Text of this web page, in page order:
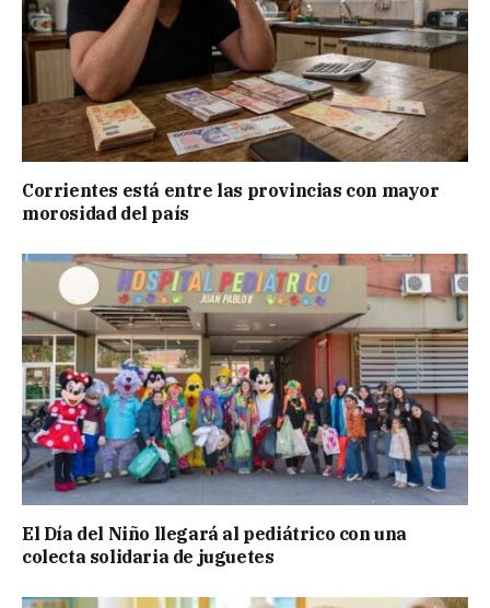
Corrientes está entre las provincias con mayor
morosidad del país
El Día del Niño llegará al pediátrico con una
colecta solidaria de juguetes